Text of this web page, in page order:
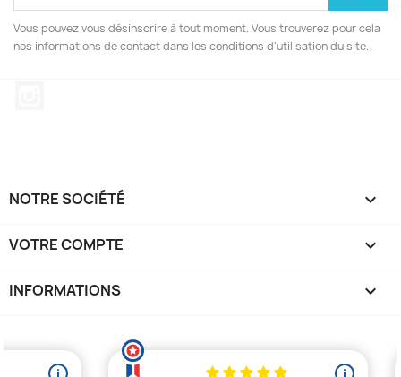
Vous pouvez vous désinscrire à tout moment. Vous trouverez pour cela
nos informations de contact dans les conditions d'utilisation du site.
NOTRE SOCIÉTÉ 
VOTRE COMPTE 
INFORMATIONS keyboard_arrow_down